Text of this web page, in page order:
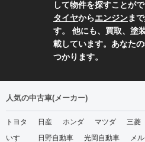
して物件を探すことが
タイヤからエンジンまで
す。 他にも、買取、塗
載しています。あなた
つかります。
人気の中古車(メーカー)
トヨタ 日産 ホンダ マツダ 三菱
いすゞ
日野自動車 光岡自動車 メ